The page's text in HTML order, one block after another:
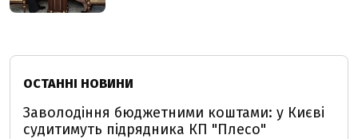
ОСТАННІ НОВИНИ
Заволодіння бюджетними коштами: у Києві
судитимуть підрядника КП "Плесо"